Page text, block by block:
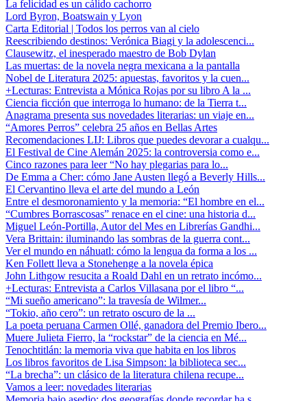
La felicidad es un cálido cachorro
Lord Byron, Boatswain y Lyon
Carta Editorial | Todos los perros van al cielo
Reescribiendo destinos: Verónica Biagi y la adolescenci...
Clausewitz, el inesperado maestro de Bob Dylan
Las muertas: de la novela negra mexicana a la pantalla
Nobel de Literatura 2025: apuestas, favoritos y la cuen...
+Lecturas: Entrevista a Mónica Rojas por su libro A la ...
Ciencia ficción que interroga lo humano: de la Tierra t...
Anagrama presenta sus novedades literarias: un viaje en...
“Amores Perros” celebra 25 años en Bellas Artes
Recomendaciones LIJ: Libros que puedes devorar a cualqu...
El Festival de Cine Alemán 2025: la controversia como e...
Cinco razones para leer “No hay plegarias para lo...
De Emma a Cher: cómo Jane Austen llegó a Beverly Hills...
El Cervantino lleva el arte del mundo a León
Entre el desmoronamiento y la memoria: “El hombre en el...
“Cumbres Borrascosas” renace en el cine: una historia d...
Miguel León-Portilla, Autor del Mes en Librerías Gandhi...
Vera Brittain: iluminando las sombras de la guerra cont...
Ver el mundo en náhuatl: cómo la lengua da forma a los ...
Ken Follett lleva a Stonehenge a la novela épica
John Lithgow resucita a Roald Dahl en un retrato incómo...
+Lecturas: Entrevista a Carlos Villasana por el libro “...
“Mi sueño americano”: la travesía de Wilmer...
“Tokio, año cero”: un retrato oscuro de la ...
La poeta peruana Carmen Ollé, ganadora del Premio Ibero...
Muere Julieta Fierro, la “rockstar” de la ciencia en Mé...
Tenochtitlán: la memoria viva que habita en los libros
Los libros favoritos de Lisa Simpson: la biblioteca sec...
“La brecha”: un clásico de la literatura chilena recupe...
Vamos a leer: novedades literarias